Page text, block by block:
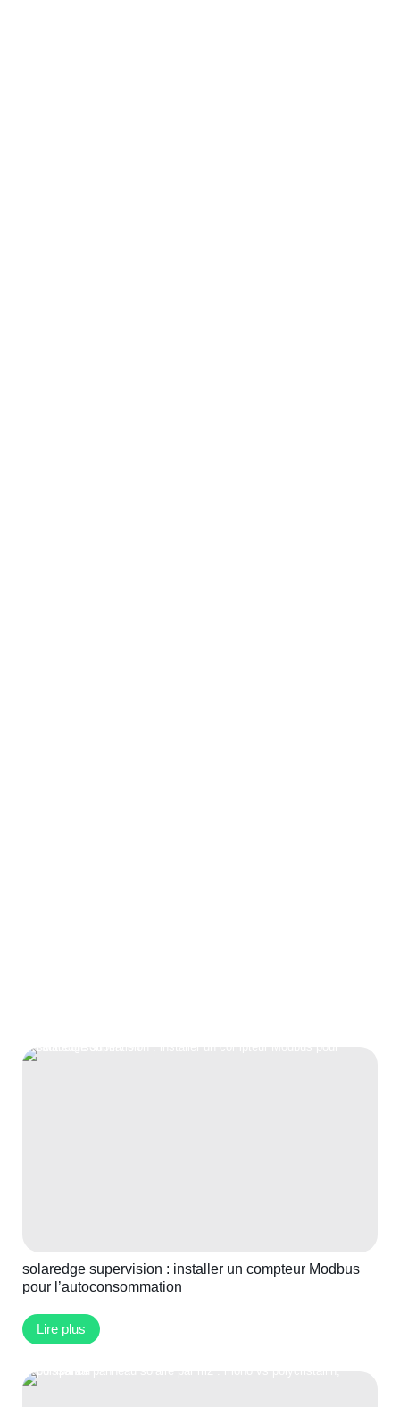
solaredge supervision : installer un compteur Modbus
pour l’autoconsommation
Lire plus